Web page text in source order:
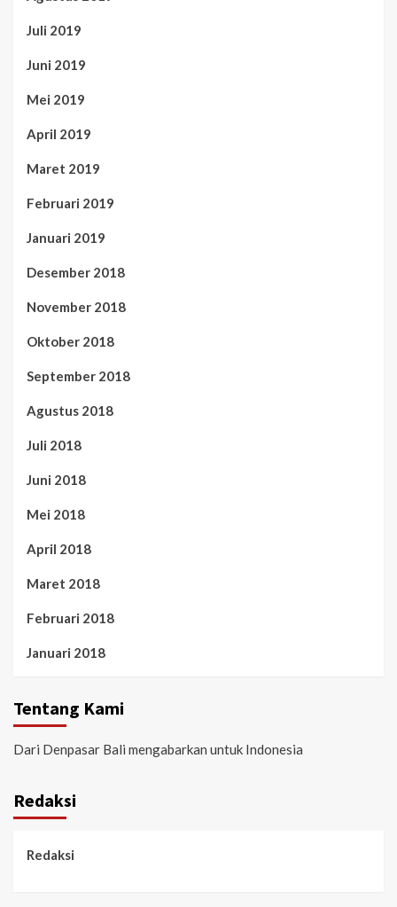
Juli 2019
Juni 2019
Mei 2019
April 2019
Maret 2019
Februari 2019
Januari 2019
Desember 2018
November 2018
Oktober 2018
September 2018
Agustus 2018
Juli 2018
Juni 2018
Mei 2018
April 2018
Maret 2018
Februari 2018
Januari 2018
Tentang Kami
Dari Denpasar Bali mengabarkan untuk Indonesia
Redaksi
Redaksi